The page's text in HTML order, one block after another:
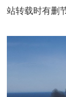
站转载时有删节